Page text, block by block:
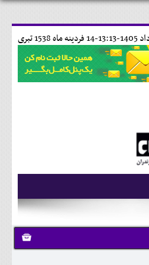
14 فردينه ماه 1538 تبری